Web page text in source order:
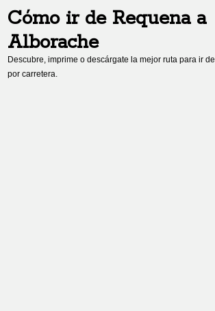
Cómo ir de Requenaa
Alborache
Descubre, imprime o descárgate la mejor ruta para ir de
por carretera.